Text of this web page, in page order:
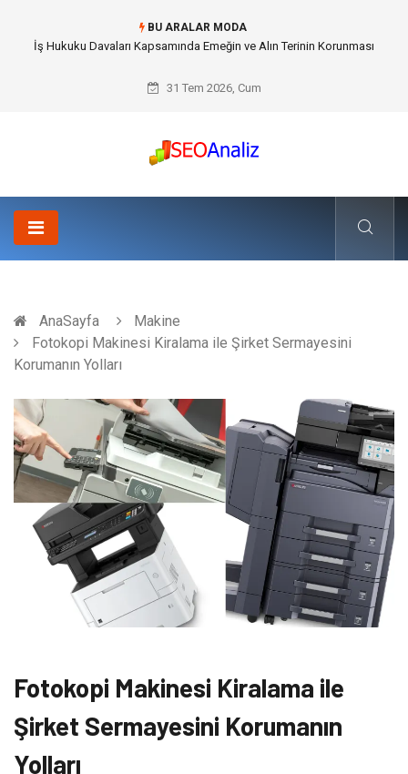
BU ARALAR MODA
Best Security Software (En İyi Güvenlik Yazılımı) ile Uzaktan Çalışmada
31 Tem 2026, Cum
AnaSayfa
Makine
Fotokopi Makinesi Kiralama ile Şirket Sermayesini
Korumanın Yolları
Fotokopi Makinesi Kiralama ile
Şirket Sermayesini Korumanın
Yolları